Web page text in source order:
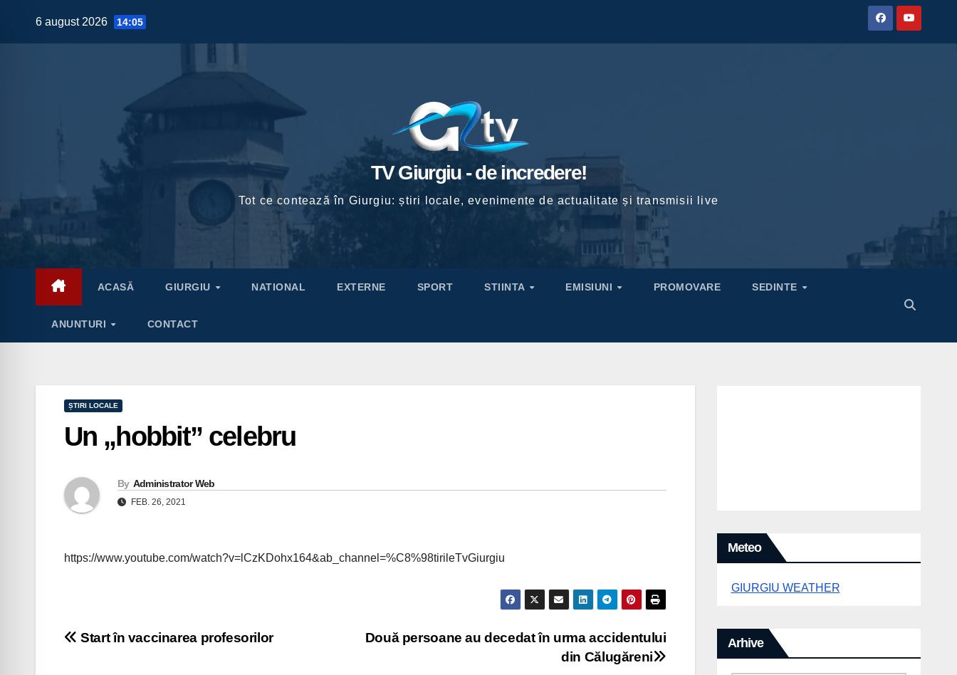
6 august 2026 14:05
TV Giurgiu - de incredere!
Tot ce contează în Giurgiu: știri locale, evenimente de actualitate și transmisii live
ACASĂ GIURGIU NATIONAL EXTERNE SPORT STIINTA EMISIUNI PROMOVARE SEDINTE
ANUNTURI CONTACT
ȘTIRI LOCALE
Un „hobbit” celebru
By Administrator Web
FEB. 26, 2021
https://www.youtube.com/watch?v=lCzKDohx164&ab_channel=%C8%98tirileTvGiurgiu
Navigare
Două persoane au decedat în urma accidentului
din Călugăreni
Start în vaccinarea profesorilor
Meteo
GIURGIU WEATHER
Arhive